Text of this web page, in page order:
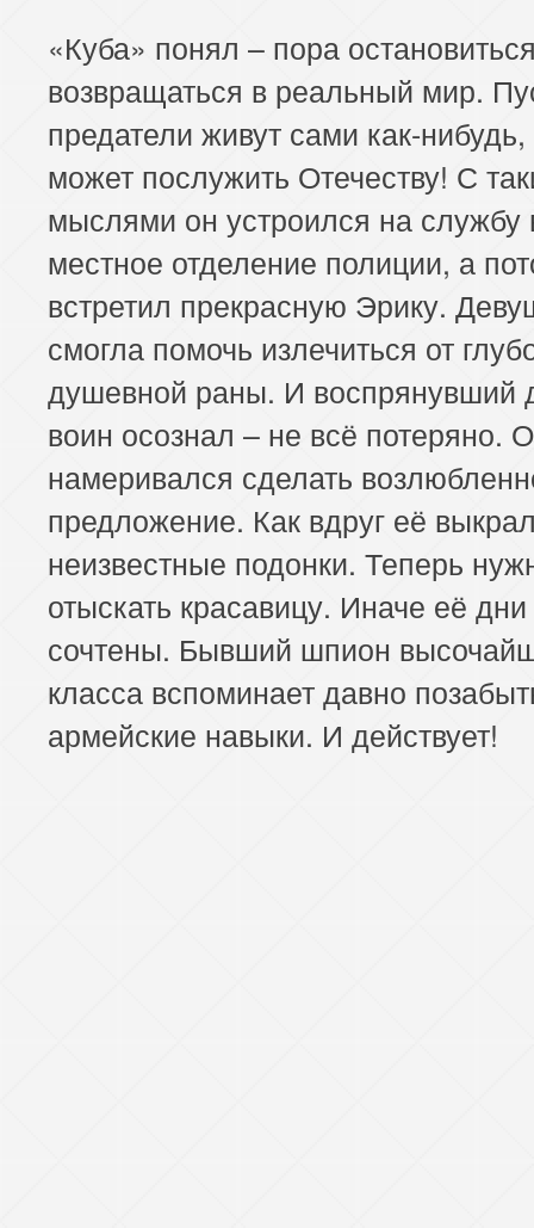
«Куба» понял – пора
возвращаться в реальный мир.
предатели живут сами как-
может послужить Отечеству! С
мыслями он устроился на службу
местное отделение полиции, а
встретил прекрасную Эрику.
смогла помочь излечиться от
душевной раны. И воспрянувший
воин осознал – не всё потеряно.
намеривался сделать
предложение. Как вдруг её
неизвестные подонки. Теперь
отыскать красавицу. Иначе её
сочтены. Бывший шпион
класса вспоминает давно
армейские навыки. И действует!